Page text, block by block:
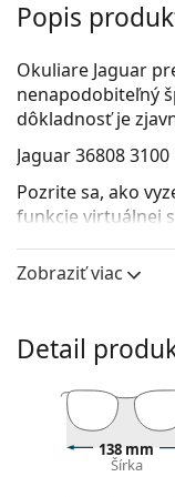
Popis
Okuliare Jaguar
nenapodobiteľný
dôkladnosť je
Jaguar 36808 3100
Pozrite sa, ako
funkcie virtuálnej
Okuliarové rámy
svetlými blond
Okrúhle rámy
alebo oválny
Rám okuliarov
ktorý ponúka
výnimočný
Zobraziť viac
Detail
138 mm
Šírka